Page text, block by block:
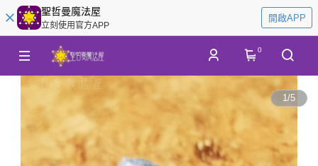
聖哲曼魔法屋
立刻使用官方APP
開啟APP
0
1/5